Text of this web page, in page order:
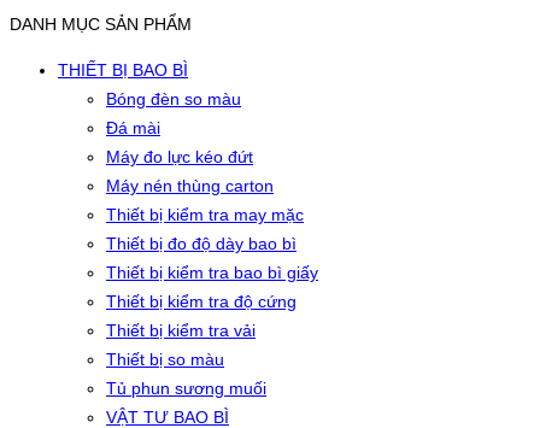
DANH MỤC SẢN PHẨM
THIẾT BỊ BAO BÌ
Bóng đèn so màu
Đá mài
Máy đo lực kéo đứt
Máy nén thùng carton
Thiết bị kiểm tra may mặc
Thiết bị đo độ dày bao bì
Thiết bị kiểm tra bao bì giấy
Thiết bị kiểm tra độ cứng
Thiết bị kiểm tra vải
Thiết bị so màu
Tủ phun sương muối
VẬT TƯ BAO BÌ